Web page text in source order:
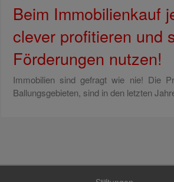
Beim Immobilienkauf
clever profitieren und
Förderungen nutzen!
Immobilien sind gefragt wie nie! Die
Ballungsgebieten, sind in den letzten